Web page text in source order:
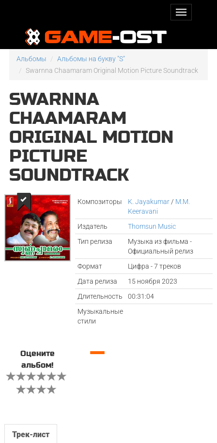
Альбомы
Альбомы на букву "S"
Swarnna Chaamaram Original Motion Picture Soundtrack
SWARNNA
CHAAMARAM
ORIGINAL MOTION
PICTURE
SOUNDTRACK
Композиторы K. Jayakumar / M.M.
Keeravani
Издатель
Thomsun Music
Тип релиза
Музыка из фильма -
Официальный релиз
Формат
Цифра - 7 треков
Дата релиза
15 ноября 2023
Длительность
00:31:04
Музыкальные
стили
Оцените
альбом!
—
Трек-лист